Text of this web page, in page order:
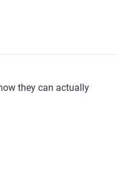
they can actually